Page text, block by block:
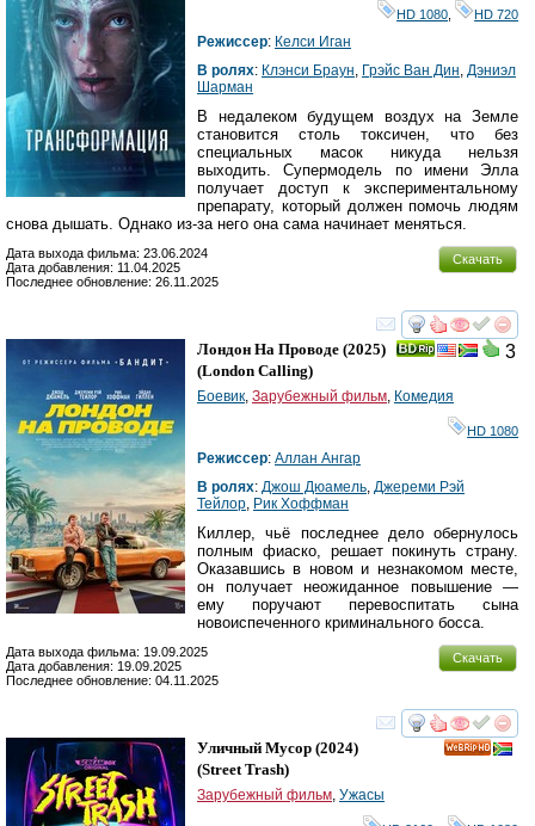
HD 1080 HD 720
Режиссер: Келси Иган
В ролях: Клэнси Браун, Грэйс Ван Дин, Дэниэл
Шарман
В недалеком будущем воздух на Земле
становится столь токсичен, что без
специальных масок никуда нельзя
выходить. Супермодель по имени Элла
получает доступ к экспериментальному
препарату, который должен помочь людям
снова дышать. Однако из-за него она сама начинает меняться.
Скачать
Дата выхода фильма: 23.06.2024
Дата добавления: 11.04.2025
Последнее обновление: 26.11.2025
смотреть
3
Лондон На Проводе (2025)
(London Calling)
Боевик, Зарубежный фильм, Комедия
HD 1080
Режиссер: Аллан Ангар
В ролях: Джош Дюамель, Джереми Рэй
Тейлор, Рик Хоффман
Киллер, чьё последнее дело обернулось
полным фиаско, решает покинуть страну.
Оказавшись в новом и незнакомом месте,
он получает неожиданное повышение —
ему поручают перевоспитать сына
новоиспеченного криминального босса.
Скачать
Дата выхода фильма: 19.09.2025
Дата добавления: 19.09.2025
Последнее обновление: 04.11.2025
смотреть
Уличный Мусор (2024)
(Street Trash)
Зарубежный фильм, Ужасы